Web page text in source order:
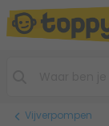
Vijverpompen